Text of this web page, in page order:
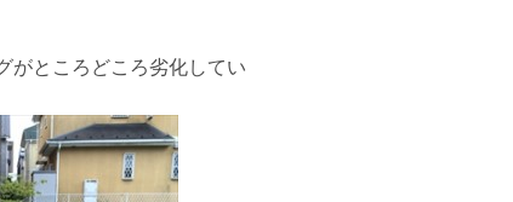
がところどころ劣化してい